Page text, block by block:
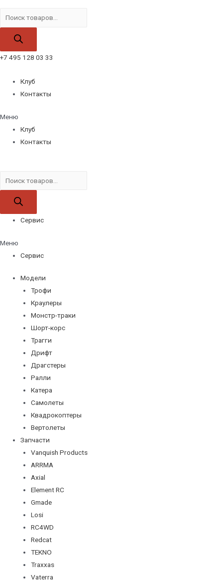
товаров
+7 495 128 03 33
Клуб
Контакты
Меню
Клуб
Контакты
товаров
Сервис
Меню
Сервис
Модели
Трофи
Краулеры
Монстр-траки
Шорт-корс
Трагги
Дрифт
Драгстеры
Ралли
Катера
Самолеты
Квадрокоптеры
Вертолеты
Запчасти
Vanquish Products
ARRMA
Axial
Element RC
Gmade
Losi
RC4WD
Redcat
TEKNO
Traxxas
Vaterra